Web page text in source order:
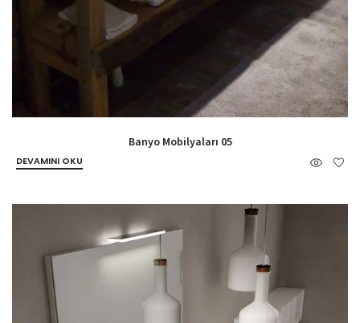
Banyo Mobilyaları 05
DEVAMINI OKU